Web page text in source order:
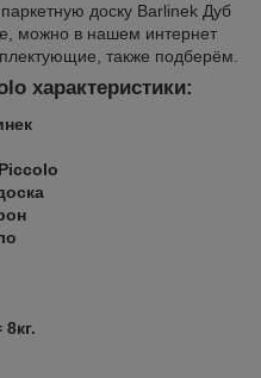
доску Barlinek Дуб
можно в нашем интернет
также подберём.
​​​​​ характеристики: